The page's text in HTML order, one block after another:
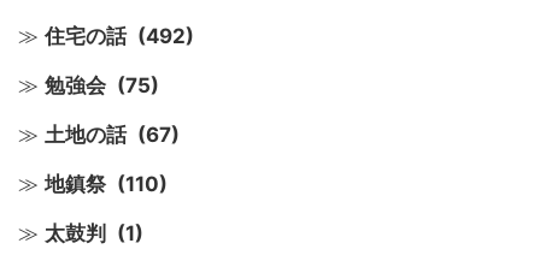
住宅の話 (492)
勉強会 (75)
土地の話 (67)
地鎮祭 (110)
太鼓判 (1)